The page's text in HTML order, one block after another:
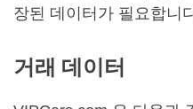
장된 데이터가 필요합니
거래 데이터